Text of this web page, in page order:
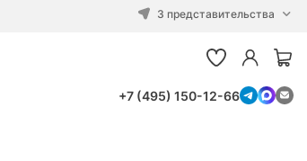
3 представительства
+7 (495) 150-12-66